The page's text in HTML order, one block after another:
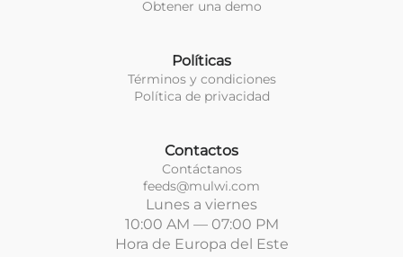
Contactos
Contáctanos
feeds@mulwi.com
Lunes a viernes
10:00 AM — 07:00 PM
Hora de Europa del Este
Políticas
Términos y condiciones
Política de privacidad
Obtener una demo